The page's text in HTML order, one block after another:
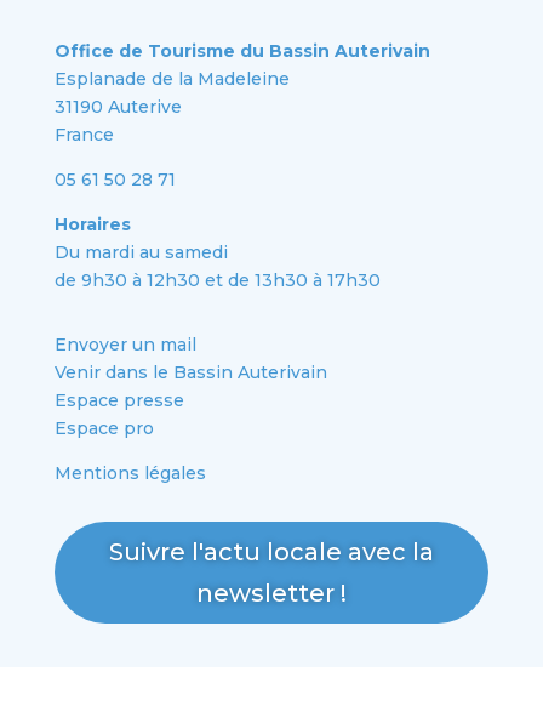
Office de Tourisme du Bassin Auterivain
Esplanade de la Madeleine
31190 Auterive
France
05 61 50 28 71
Horaires
Du mardi au samedi
de 9h30 à 12h30 et de 13h30 à 17h30
Envoyer un mail
Venir dans le Bassin Auterivain
Espace presse
Espace pro
Mentions légales
Suivre l'actu locale avec la
newsletter !